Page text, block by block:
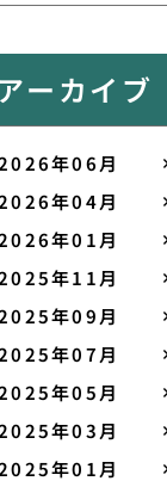
ーカイブ
年06月
年04月
年01月
年11月
年09月
年07月
年05月
年03月
年01月